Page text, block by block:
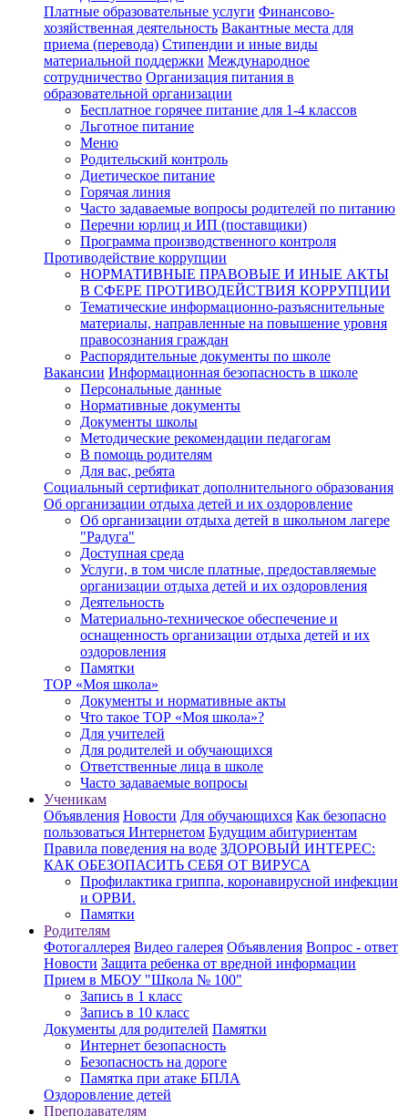
Платные образовательные услуги Финансово-
хозяйственная деятельность Вакантные места для
приема (перевода) Стипендии и иные виды
материальной поддержки Международное
сотрудничество Организация питания в
образовательной организации
Бесплатное горячее питание для 1-4 классов
Льготное питание
Меню
Родительский контроль
Диетическое питание
Горячая линия
Часто задаваемые вопросы родителей по питанию
Перечни юрлиц и ИП (поставщики)
Программа производственного контроля
Противодействие коррупции
НОРМАТИВНЫЕ ПРАВОВЫЕ И ИНЫЕ АКТЫ
В СФЕРЕ ПРОТИВОДЕЙСТВИЯ КОРРУПЦИИ
Тематические информационно-разъяснительные
материалы, направленные на повышение уровня
правосознания граждан
Распорядительные документы по школе
Вакансии Информационная безопасность в школе
Персональные данные
Нормативные документы
Документы школы
Методические рекомендации педагогам
В помощь родителям
Для вас, ребята
Социальный сертификат дополнительного образования
Об организации отдыха детей и их оздоровление
Об организации отдыха детей в школьном лагере
"Радуга"
Доступная среда
Услуги, в том числе платные, предоставляемые
организации отдыха детей и их оздоровления
Деятельность
Материально-техническое обеспечение и
оснащенность организации отдыха детей и их
оздоровления
Памятки
ТОР «Моя школа»
Документы и нормативные акты
Что такое ТОР «Моя школа»?
Для учителей
Для родителей и обучающихся
Ответственные лица в школе
Часто задаваемые вопросы
Ученикам
Объявления Новости Для обучающихся Как безопасно
пользоваться Интернетом Будущим абитуриентам
Правила поведения на воде ЗДОРОВЫЙ ИНТЕРЕС:
КАК ОБЕЗОПАСИТЬ СЕБЯ ОТ ВИРУСА
Профилактика гриппа, коронавирусной инфекции
и ОРВИ.
Памятки
Родителям
Фотогаллерея Видео галерея Объявления Вопрос - ответ
Новости Защита ребенка от вредной информации
Прием в МБОУ "Школа № 100"
Запись в 1 класс
Запись в 10 класс
Документы для родителей Памятки
Интернет безопасность
Безопасность на дороге
Памятка при атаке БПЛА
Оздоровление детей
Преподавателям